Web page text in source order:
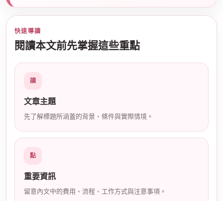
快速導讀
閱讀本文前先掌握這些重點
讀
文章主題
先了解標題所涵蓋的背景、條件與實際情境。
點
重要資訊
留意內文中的費用、流程、工作方式與注意事項。